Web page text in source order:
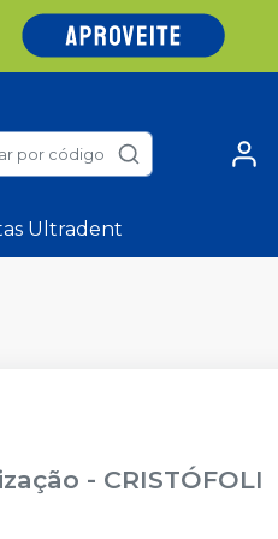
por código
Ultradent
- CRISTÓFOLI